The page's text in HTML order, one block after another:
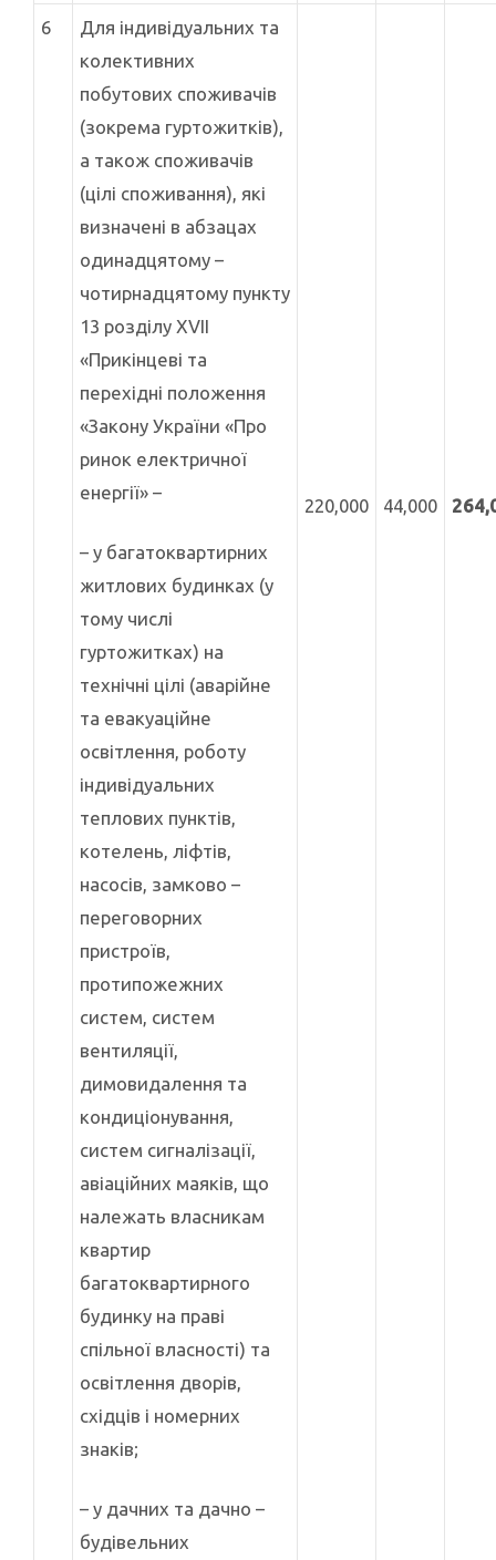
6
Для індивідуальних та
колективних
побутових споживачів
(зокрема гуртожитків),
а також споживачів
(цілі споживання), які
визначені в абзацах
одинадцятому –
чотирнадцятому пункту
13 розділу XVII
«Прикінцеві та
перехідні положення
«Закону України «Про
ринок електричної
енергії» –
– у багатоквартирних
житлових будинках (у
тому числі
гуртожитках) на
технічні цілі (аварійне
та евакуаційне
освітлення, роботу
індивідуальних
теплових пунктів,
котелень, ліфтів,
насосів, замково –
переговорних
пристроїв,
протипожежних
систем, систем
вентиляції,
димовидалення та
кондиціонування,
систем сигналізації,
авіаційних маяків, що
належать власникам
квартир
багатоквартирного
будинку на праві
спільної власності) та
освітлення дворів,
східців і номерних
знаків;
– у дачних та дачно –
будівельних
220,000 44,000 264